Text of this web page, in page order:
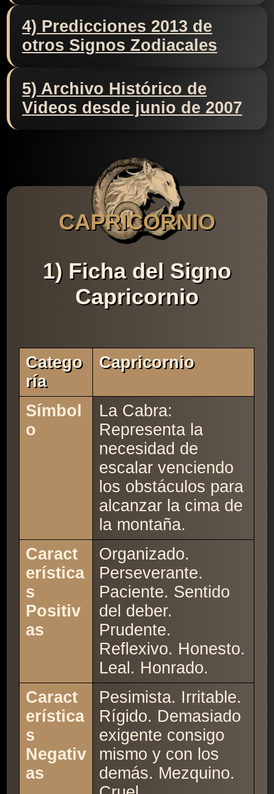
4) Predicciones 2013 de
otros Signos Zodiacales
5) Archivo Histórico de
Videos desde junio de 2007
CAPRICORNIO
1) Ficha del Signo
Capricornio
Catego
Ría
Capricornio
Símbol
o
La Cabra:
Representa la
necesidad de
escalar venciendo
los obstáculos para
alcanzar la cima de
la montaña.
Caract
erística
s
Positiv
as
Organizado.
Perseverante.
Paciente. Sentido
del deber.
Prudente.
Reflexivo. Honesto.
Leal. Honrado.
Caract
erística
s
Negativ
as
Pesimista. Irritable.
Rígido. Demasiado
exigente consigo
mismo y con los
demás. Mezquino.